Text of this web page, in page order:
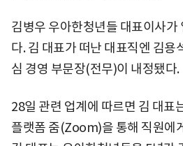
김병우 우아한청년들 대표이사가
다. 김 대표가 떠난 대표직엔 김용
심 경영 부문장(전무)이 내정됐다.
28일 관련 업계에 따르면 김 대표
플랫폼 줌(Zoom)을 통해 직원에